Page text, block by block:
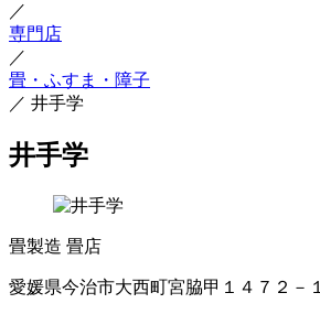
／
専門店
／
畳・ふすま・障子
／ 井手学
井手学
畳製造 畳店
愛媛県今治市大西町宮脇甲１４７２－１